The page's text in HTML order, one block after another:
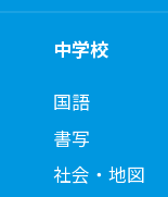
中学校
国語
書写
社会・地図